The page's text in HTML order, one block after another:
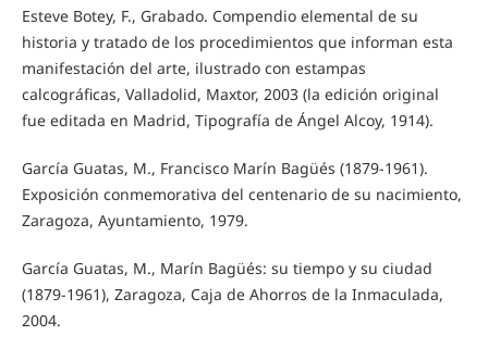
Esteve Botey, F., Grabado. Compendio elemental de su
historia y tratado de los procedimientos que informan esta
manifestación del arte, ilustrado con estampas
calcográficas, Valladolid, Maxtor, 2003 (la edición original
fue editada en Madrid, Tipografía de Ángel Alcoy, 1914).
García Guatas, M., Francisco Marín Bagüés (1879-1961).
Exposición conmemorativa del centenario de su nacimiento,
Zaragoza, Ayuntamiento, 1979.
García Guatas, M., Marín Bagüés: su tiempo y su ciudad
(1879-1961), Zaragoza, Caja de Ahorros de la Inmaculada,
2004.